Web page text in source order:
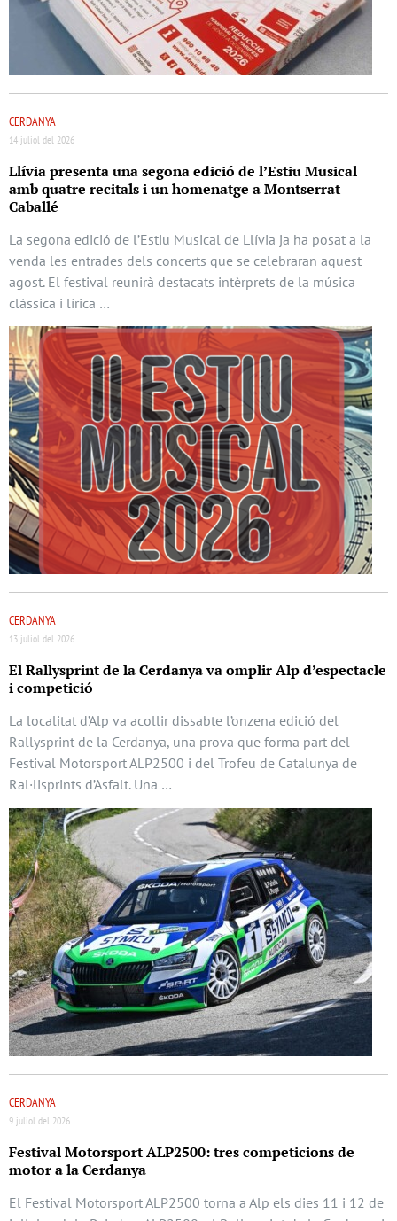
CERDANYA
14 juliol del 2026
Llívia presenta una segona edició de l’Estiu Musical
amb quatre recitals i un homenatge a Montserrat
Caballé
La segona edició de l’Estiu Musical de Llívia ja ha posat a la
venda les entrades dels concerts que se celebraran aquest
agost. El festival reunirà destacats intèrprets de la música
clàssica i lírica …
CERDANYA
13 juliol del 2026
El Rallysprint de la Cerdanya va omplir Alp d’espectacle
i competició
La localitat d’Alp va acollir dissabte l’onzena edició del
Rallysprint de la Cerdanya, una prova que forma part del
Festival Motorsport ALP2500 i del Trofeu de Catalunya de
Ral·lisprints d’Asfalt. Una …
CERDANYA
9 juliol del 2026
Festival Motorsport ALP2500: tres competicions de
motor a la Cerdanya
El Festival Motorsport ALP2500 torna a Alp els dies 11 i 12 de